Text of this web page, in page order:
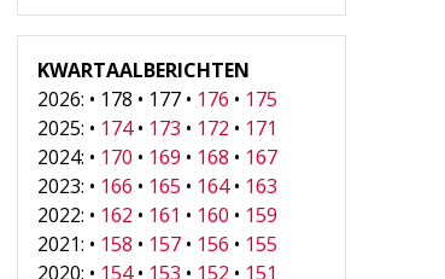
KWARTAALBERICHTEN
2026: • 178 • 177 • 176 • 175
2025: • 174• 173 • 172 • 171
2024: • 170 • 169 • 168 • 167
2023: • 166 • 165 • 164• 163
2022: • 162 • 161 • 160 • 159
2021: • 158 • 157 • 156 • 155
2020: • 154• 153 • 152 • 151